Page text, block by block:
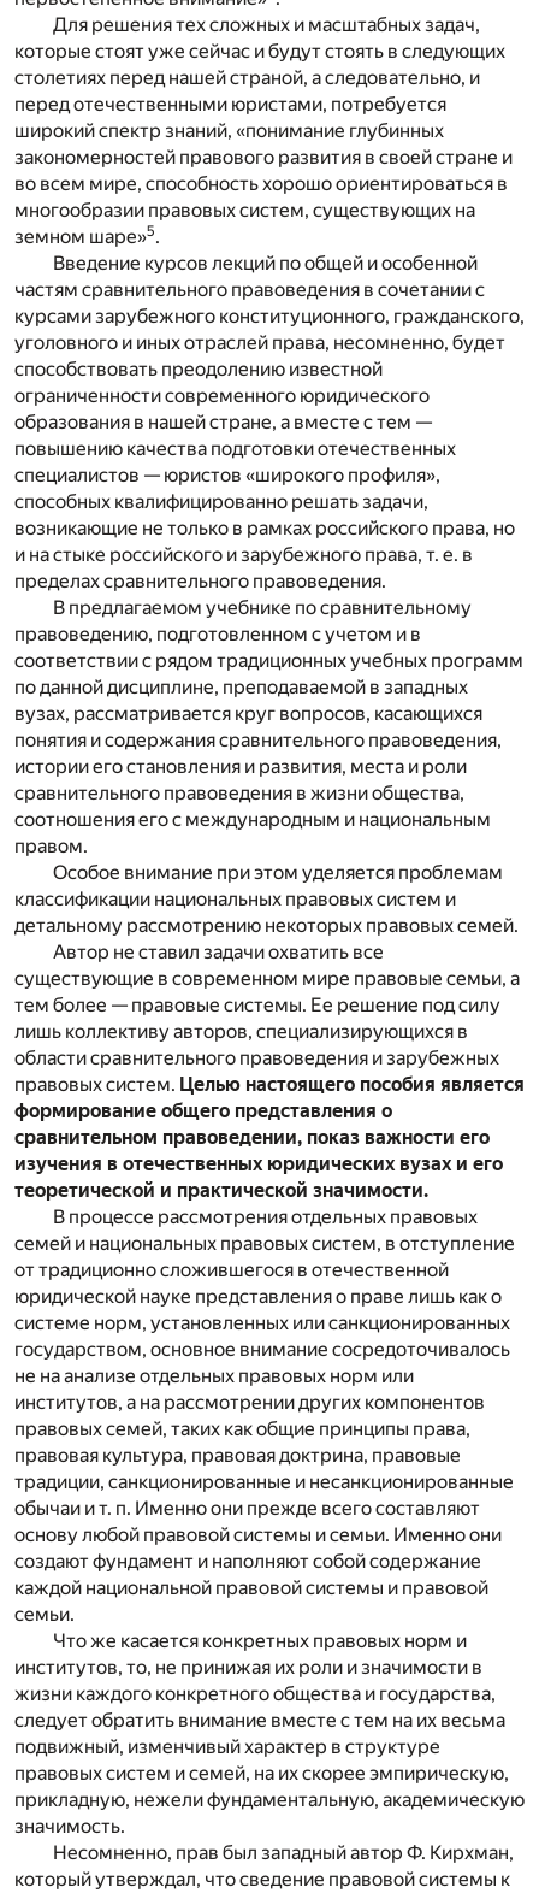
Для решения тех сложных и масштабных задач,
которые стоят уже сейчас и будут стоять в следующих
столетиях перед нашей страной, а следовательно, и
перед отечественными юристами, потребуется
широкий спектр знаний, «понимание глубинных
закономерностей правового развития в своей стране и
во всем мире, способность хорошо ориентироваться в
многообразии правовых систем, существующих на
земном шаре»5.
Введение курсов лекций по общей и особенной
частям сравнительного правоведения в сочетании с
курсами зарубежного конституционного, гражданского,
уголовного и иных отраслей права, несомненно, будет
способствовать преодолению известной
ограниченности современного юридического
образования в нашей стране, а вместе с тем —
повышению качества подготовки отечественных
специалистов — юристов «широкого профиля»,
способных квалифицированно решать задачи,
возникающие не только в рамках российского права, но
и на стыке российского и зарубежного права, т. е. в
пределах сравнительного правоведения.
В предлагаемом учебнике по сравнительному
правоведению, подготовленном с учетом и в
соответствии с рядом традиционных учебных программ
по данной дисциплине, преподаваемой в западных
вузах, рассматривается круг вопросов, касающихся
понятия и содержания сравнительного правоведения,
истории его становления и развития, места и роли
сравнительного правоведения в жизни общества,
соотношения его с международным и национальным
правом.
Особое внимание при этом уделяется проблемам
классификации национальных правовых систем и
детальному рассмотрению некоторых правовых семей.
Автор не ставил задачи охватить все
существующие в современном мире правовые семьи, а
тем более — правовые системы. Ее решение под силу
лишь коллективу авторов, специализирующихся в
области сравнительного правоведения и зарубежных
правовых систем. Целью настоящего пособия является
формирование общего представления о
сравнительном правоведении, показ важности его
изучения в отечественных юридических вузах и его
теоретической и практической значимости.
В процессе рассмотрения отдельных правовых
семей и национальных правовых систем, в отступление
от традиционно сложившегося в отечественной
юридической науке представления о праве лишь как о
системе норм, установленных или санкционированных
государством, основное внимание сосредоточивалось
не на анализе отдельных правовых норм или
институтов, а на рассмотрении других компонентов
правовых семей, таких как общие принципы права,
правовая культура, правовая доктрина, правовые
традиции, санкционированные и несанкционированные
обычаи и т. п. Именно они прежде всего составляют
основу любой правовой системы и семьи. Именно они
создают фундамент и наполняют собой содержание
каждой национальной правовой системы и правовой
семьи.
Что же касается конкретных правовых норм и
институтов, то, не принижая их роли и значимости в
жизни каждого конкретного общества и государства,
следует обратить внимание вместе с тем на их весьма
подвижный, изменчивый характер в структуре
правовых систем и семей, на их скорее эмпирическую,
прикладную, нежели фундаментальную, академическую
значимость.
Несомненно, прав был западный автор Ф. Кирхман,
который утверждал, что сведение правовой системы к